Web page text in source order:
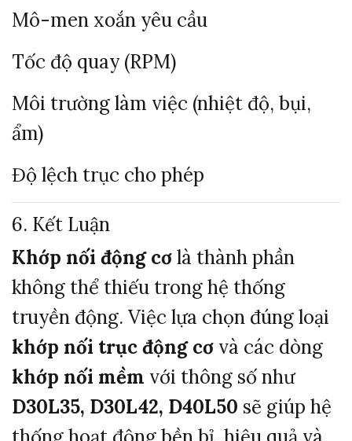
Mô-men xoắn yêu cầu
Tốc độ quay (RPM)
Môi trường làm việc (nhiệt độ, bụi,
ẩm)
Độ lệch trục cho phép
6. Kết Luận
Khớp nối động cơlà thành phần
không thể thiếu trong hệ thống
truyền động. Việc lựa chọn đúng loại
khớp nối trục động cơ và các dòng
khớp nối mềm với thông số như
D30L35, D30L42, D40L50 sẽ giúp hệ